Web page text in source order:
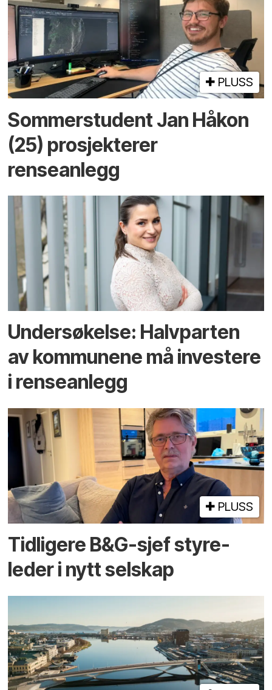
PLUSS
Sommerstudent Jan Håkon
(25) prosjekterer
renseanlegg
Undersøkelse: Halv­parten
av kommunene må investere
i rense­anlegg
PLUSS
Tidligere B&G-sjef styre­
leder i nytt selskap